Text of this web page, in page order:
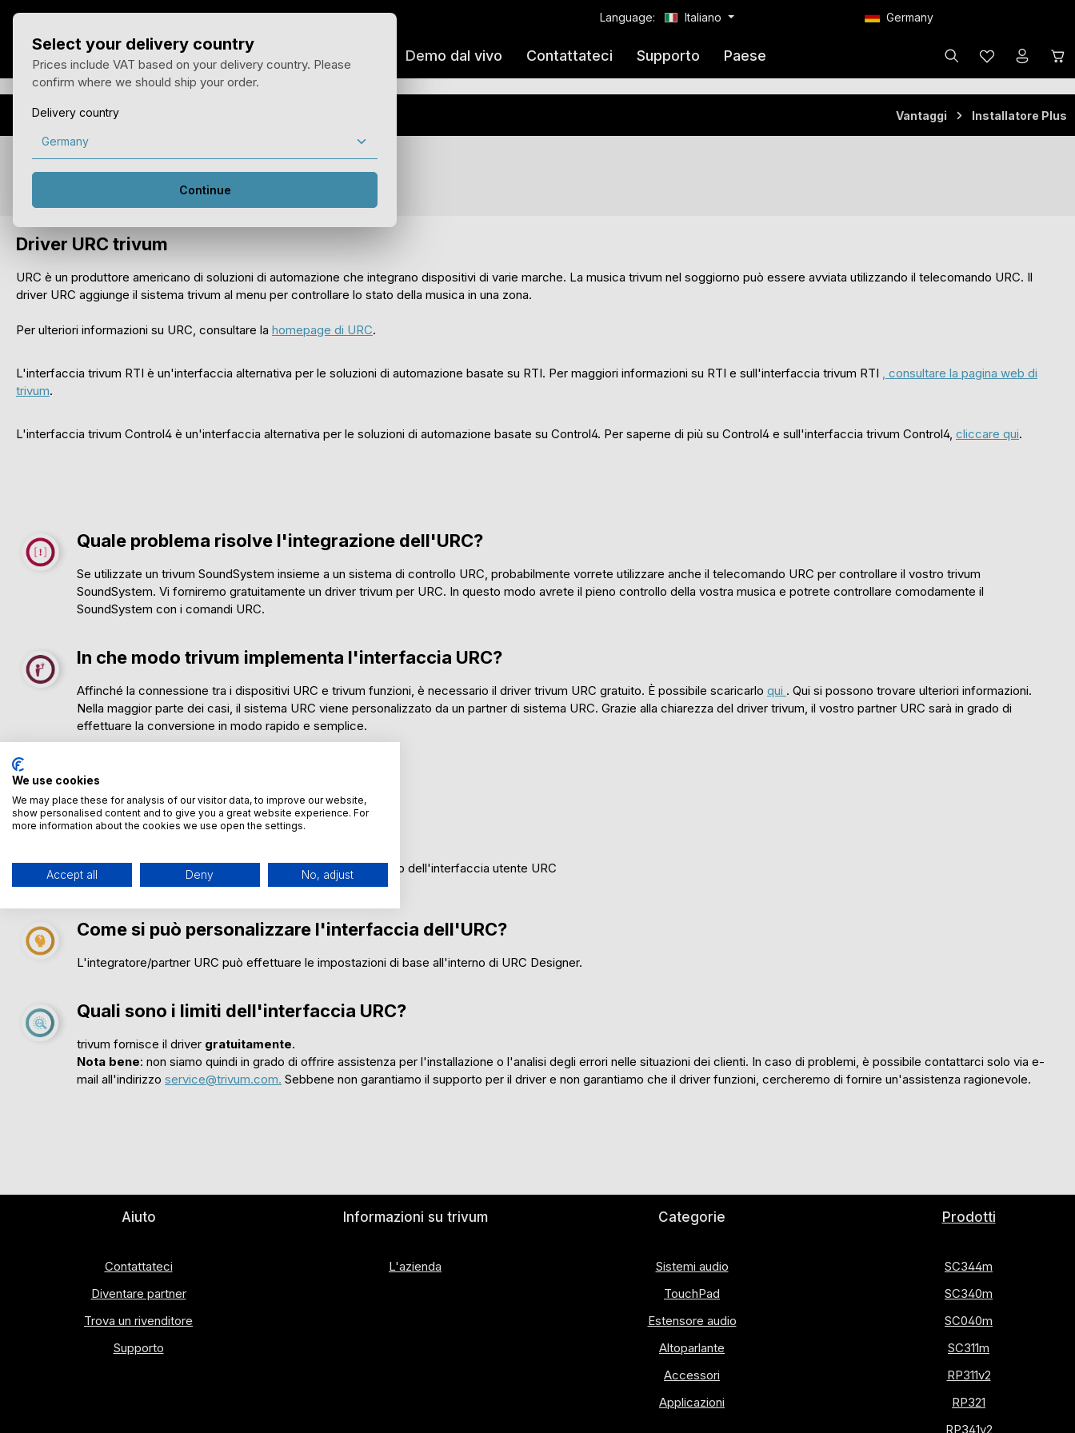
al contenuto principale
Passa alla navigazione principale Language: Italiano Germany
Casa Prodotti Demo dal vivo Contattateci Supporto Paese
Hai 0 articoli Il
Vantaggi Installatore Plus
Integrazione dell'URC
Driver URC trivum
URC è un produttore americano di soluzioni di automazione che integrano dispositivi di varie marche. La musica trivum nel soggiorno può essere avviata utilizzando il telecomando URC. Il
driver URC aggiunge il sistema trivum al menu per controllare lo stato della musica in una zona.
Per ulteriori informazioni su URC, consultare la homepage di URC.
L'interfaccia trivum RTI è un'interfaccia alternativa per le soluzioni di automazione basate su RTI. Per maggiori informazioni su RTI e sull'interfaccia trivum RTI , consultare la pagina web di
trivum.
L'interfaccia trivum Control4 è un'interfaccia alternativa per le soluzioni di automazione basate su Control4. Per saperne di più su Control4 e sull'interfaccia trivum Control4, cliccare qui.
Quale problema risolve l'integrazione dell'URC?
Se utilizzate un trivum SoundSystem insieme a un sistema di controllo URC, probabilmente vorrete utilizzare anche il telecomando URC per controllare il vostro trivum
SoundSystem. Vi forniremo gratuitamente un driver trivum per URC. In questo modo avrete il pieno controllo della vostra musica e potrete controllare comodamente il
SoundSystem con i comandi URC.
In che modo trivum implementa l'interfaccia URC?
Affinché la connessione tra i dispositivi URC e trivum funzioni, è necessario il driver trivum URC gratuito. È possibile scaricarlo qui . Qui si possono trovare ulteriori informazioni.
Nella maggior parte dei casi, il sistema URC viene personalizzato da un partner di sistema URC. Grazie alla chiarezza del driver trivum, il vostro partner URC sarà in grado di
effettuare la conversione in modo rapido e semplice.
Vantaggi dell'interfaccia URC
I principali vantaggi dell'integrazione trivum URC sono
L'integrazione supporta molte funzioni trivum all'interno dell'interfaccia utente URC
Come si può personalizzare l'interfaccia dell'URC?
L'integratore/partner URC può effettuare le impostazioni di base all'interno di URC Designer.
Quali sono i limiti dell'interfaccia URC?
trivum fornisce il driver gratuitamente.
Nota bene: non siamo quindi in grado di offrire assistenza per l'installazione o l'analisi degli errori nelle situazioni dei clienti. In caso di problemi, è possibile contattarci solo via e-
mail all'indirizzo service@trivum.com. Sebbene non garantiamo il supporto per il driver e non garantiamo che il driver funzioni, cercheremo di fornire un'assistenza ragionevole.
Aiuto
Contattateci
Diventare partner
Trova un rivenditore
Supporto
Informazioni su trivum
L'azienda
Categorie
Sistemi audio
TouchPad
Estensore audio
Altoparlante
Accessori
Applicazioni
Prodotti
SC344m
SC340m
SC040m
SC311m
RP311v2
RP321
RP341v2
Select your delivery country
Prices include VAT based on your delivery country. Please
confirm where we should ship your order.
Delivery country
Continue
We use cookies
We may place these for analysis of our visitor data, to improve our website,
show personalised content and to give you a great website experience. For
more information about the cookies we use open the settings.
Accept all Deny No, adjust